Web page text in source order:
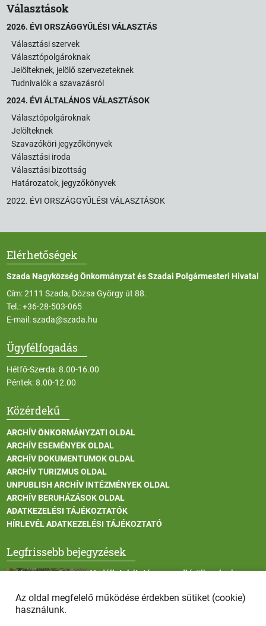
Választások
2026. ÉVI ORSZÁGGYŰLÉSI VÁLASZTÁS
Választási szervek
Választópolgároknak
Jelölteknek, jelölő szervezeteknek
Tudnivalók a szavazásról
2024. ÉVI ÁLTALÁNOS VÁLASZTÁSOK
Választópolgároknak
Jelölteknek
Szavazóköri jegyzőkönyvek
Választási iroda
Választási bizottság
Határozatok, jegyzőkönyvek
2022. ÉVI ORSZÁGGYŰLÉSI VÁLASZTÁSOK
Elérhetőségek
Szada Nagyközség Önkormányzat és Szadai Polgármesteri Hivatal
Cím: 2111 Szada, Dózsa György út 88.
Tel.:+36-28-503-065
E-mail:szada@szada.hu
Ügyfélfogadás
Hétfő-Szerda: 8.00-16.00
Péntek: 8.00-12.00
Közérdekű
ARCHÍV ÖNKORMÁNYZATI OLDAL
ARCHÍV ESEMÉNYEK OLDAL
ARCHÍV DOKUMENTUMOK OLDAL
ARCHÍV TURIZMUS OLDAL
UNPUBLISH ARCHÍV INTÉZMÉNYEK OLDAL
ARCHÍV BERUHÁZÁSOK OLDAL
ADATKEZELÉSI TÁJÉKOZTATÓK
HÍRLEVÉL ADATKEZELÉSI TÁJÉKOZTATÓ
Legfrissebb bejegyzések
Vadállatok itatása a rendkívüli melegben
Az oldal megfelelő működése érdekben sütiket (cookie)
használunk.